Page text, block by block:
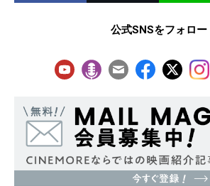
公式SNSをフォロー